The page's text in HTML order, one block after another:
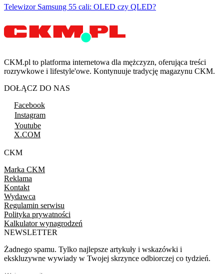
Telewizor Samsung 55 cali: OLED czy QLED?
CKM.pl to platforma internetowa dla mężczyzn, oferująca treści
rozrywkowe i lifestyle'owe. Kontynuuje tradycję magazynu CKM.
DOŁĄCZ DO NAS
Facebook
Instagram
Youtube
X.COM
CKM
Marka CKM
Reklama
Kontakt
Wydawca
Regulamin serwisu
Polityka prywatności
Kalkulator wynagrodzeń
NEWSLETTER
Żadnego spamu. Tylko najlepsze artykuły i wskazówki i
ekskluzywne wywiady w Twojej skrzynce odbiorczej co tydzień.